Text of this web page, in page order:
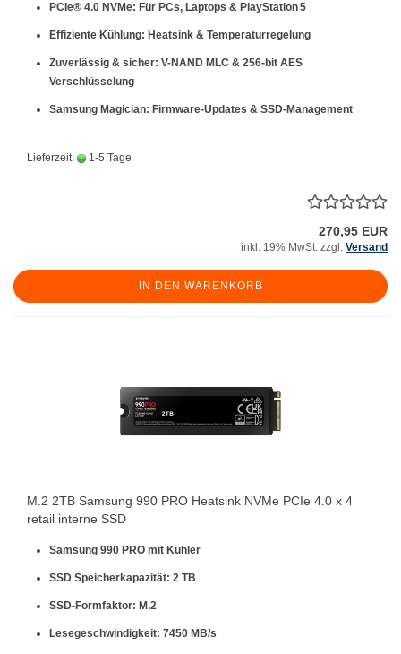
PCIe® 4.0 NVMe: Für PCs, Laptops & PlayStation 5
Effiziente Kühlung: Heatsink & Temperaturregelung
Zuverlässig & sicher: V-NAND MLC & 256-bit AES
Verschlüsselung
Samsung Magician: Firmware-Updates & SSD-Management
Lieferzeit: 1-5 Tage
270,95 EUR
inkl. 19% MwSt. zzgl. Versand
IN DEN WARENKORB
M.2 2TB Samsung 990 PRO Heatsink NVMe PCIe 4.0 x 4
retail interne SSD
Samsung 990 PRO mit Kühler
SSD Speicherkapazität: 2 TB
SSD-Formfaktor: M.2
Lesegeschwindigkeit: 7450 MB/s